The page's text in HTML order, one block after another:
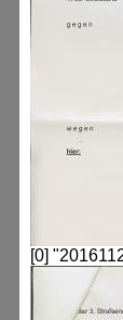
[0]